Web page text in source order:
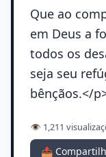
Que ao
em Deus a
todos os
seja seu
bênçãos.</
👁️ 1,211
📤